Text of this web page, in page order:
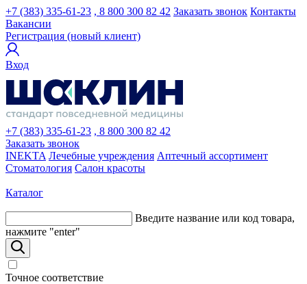
+7 (383) 335-61-23 , 8 800 300 82 42 Заказать звонок Контакты
Вакансии
Регистрация (новый клиент)
Вход
+7 (383) 335-61-23 , 8 800 300 82 42
Заказать звонок
INEKTA Лечебные учреждения Аптечный ассортимент
Стоматология Салон красоты
Каталог
Введите название или код товара,
нажмите "enter"
Точное соответствие